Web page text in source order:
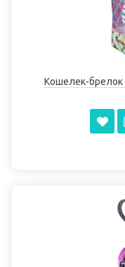
Кошелек-брелок